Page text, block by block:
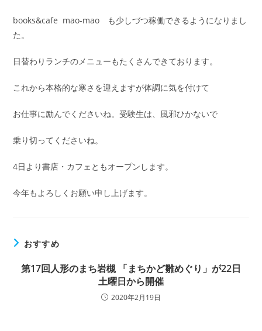
books&cafe mao-mao も少しづつ稼働できるようになりまし
た。
日替わりランチのメニューもたくさんできております。
これから本格的な寒さを迎えますが体調に気を付けて
お仕事に励んでくださいね。受験生は、風邪ひかないで
乗り切ってくださいね。
4日より書店・カフェともオープンします。
今年もよろしくお願い申し上げます。
おすすめ
第17回人形のまち岩槻 「まちかど雛めぐり」が22日
土曜日から開催
2020年2月19日